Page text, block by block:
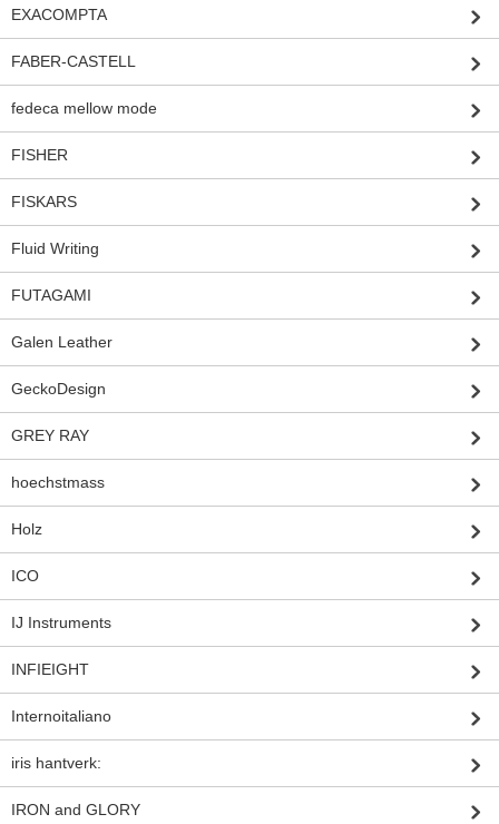
EXACOMPTA
FABER-CASTELL
fedeca mellow mode
FISHER
FISKARS
Fluid Writing
FUTAGAMI
Galen Leather
GeckoDesign
GREY RAY
hoechstmass
Holz
ICO
IJ Instruments
INFIEIGHT
Internoitaliano
iris hantverk:
IRON and GLORY